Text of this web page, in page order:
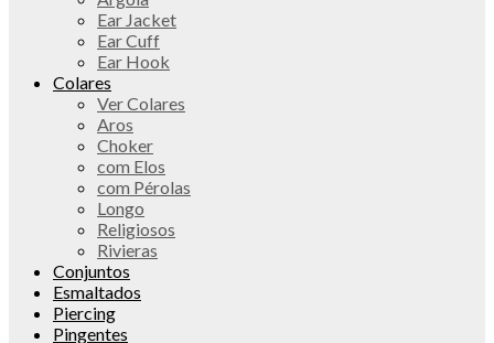
Ear Jacket
Ear Cuff
Ear Hook
Colares
Ver Colares
Aros
Choker
com Elos
com Pérolas
Longo
Religiosos
Rivieras
Conjuntos
Esmaltados
Piercing
Pingentes